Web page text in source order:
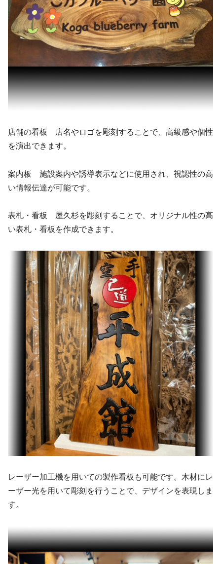
店舗の看板 店名やロゴを彫刻することで、高級感や個性
を演出できます。
案内板 施設案内や誘導表示などに使用され、視認性の高
い情報伝達が可能です。
表札・看板 屋久杉を彫刻することで、オリジナル性の高
い表札・看板を作成できます。
レーザー加工機を用いての製作看板も可能です。木材にレ
ーザー光を用いて彫刻を行うことで、デザインを表現しま
す。